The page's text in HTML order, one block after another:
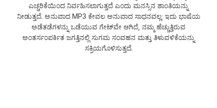
ಎಚ್ಚರಿಕೆಯಿಂದ ನಿರ್ವಹಿಸಲಾಗುತ್ತದೆ ಎಂದು ಮನಸ್ಸಿನ ಶಾಂತಿಯನ್ನು
ನೀಡುತ್ತದೆ. ಅನುವಾದ MP3 ಕೇವಲ ಅನುವಾದ ಸಾಧನವಲ್ಲ; ಇದು ಭಾಷೆಯ
ಅಡೆತಡೆಗಳನ್ನು ಒಡೆಯುವ ಗೇಟ್‌ವೇ ಆಗಿದೆ, ನಮ್ಮ ಹೆಚ್ಚುತ್ತಿರುವ
ಅಂತರ್ಸಂಪರ್ಕಿತ ಜಗತ್ತಿನಲ್ಲಿ ಸುಗಮ ಸಂವಹನ ಮತ್ತು ತಿಳುವಳಿಕೆಯನ್ನು
ಸಕ್ರಿಯಗೊಳಿಸುತ್ತದೆ.